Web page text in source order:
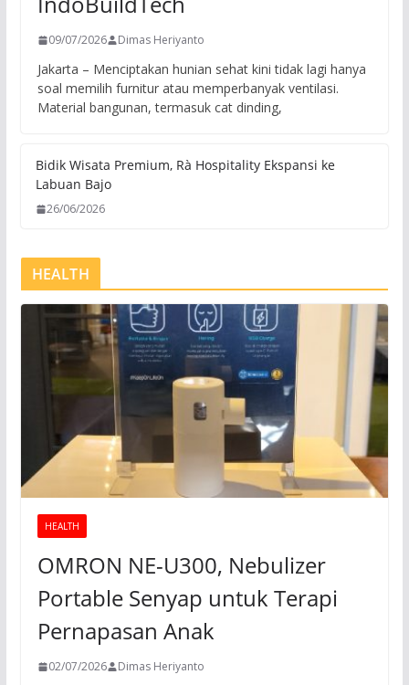
09/07/2026 Dimas Heriyanto
Jakarta – Menciptakan hunian sehat kini tidak lagi hanya
soal memilih furnitur atau memperbanyak ventilasi.
Material bangunan, termasuk cat dinding,
Bidik Wisata Premium, Rà Hospitality Ekspansi ke
Labuan Bajo
26/06/2026
HEALTH
HEALTH
OMRON NE-U300, Nebulizer
Portable Senyap untuk Terapi
Pernapasan Anak
02/07/2026 Dimas Heriyanto